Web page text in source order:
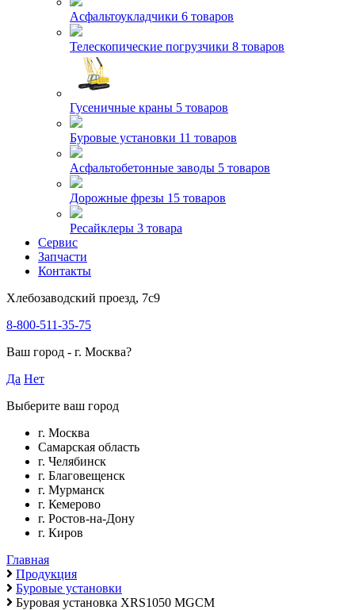
Асфальтоукладчики 6 товаров
Телескопические погрузчики 8 товаров
Гусеничные краны 5 товаров
Буровые установки 11 товаров
Асфальтобетонные заводы 5 товаров
Дорожные фрезы 15 товаров
Ресайклеры 3 товара
Сервис
Запчасти
Контакты
Хлебозаводский проезд, 7с9
8-800-511-35-75
Ваш город - г. Москва?
Да Нет
Выберите ваш город
г. Москва
Самарская область
г. Челябинск
г. Благовещенск
г. Мурманск
г. Кемерово
г. Ростов-на-Дону
г. Киров
Главная
Продукция
Буровые установки
Буровая установка XRS1050 MGCM